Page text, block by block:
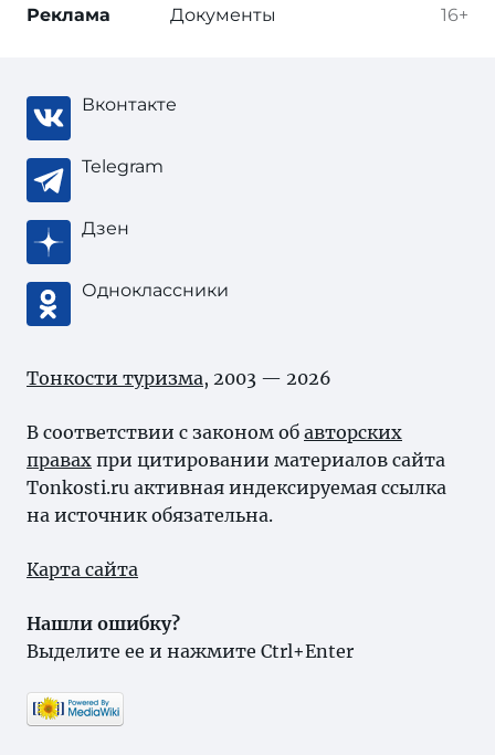
16+
Реклама Документы
Вконтакте
Telegram
Дзен
Одноклассники
Тонкости туризма, 2003 — 2026
В соответствии с законом об авторских
правах при цитировании материалов сайта
Tonkosti.ru активная индексируемая ссылка
на источник обязательна.
Карта сайта
Нашли ошибку?
Выделите ее и нажмите Ctrl+Enter